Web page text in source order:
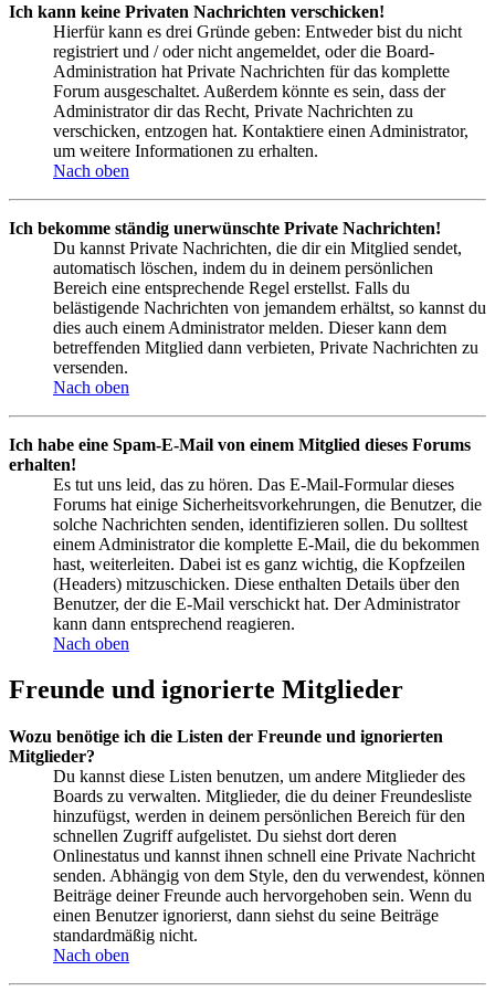
Ich kann keine Privaten Nachrichten verschicken!
Hierfür kann es drei Gründe geben: Entweder bist du nicht
registriert und / oder nicht angemeldet, oder die Board-
Administration hat Private Nachrichten für das komplette
Forum ausgeschaltet. Außerdem könnte es sein, dass der
Administrator dir das Recht, Private Nachrichten zu
verschicken, entzogen hat. Kontaktiere einen Administrator,
um weitere Informationen zu erhalten.
Nach oben
Ich bekomme ständig unerwünschte Private Nachrichten!
Du kannst Private Nachrichten, die dir ein Mitglied sendet,
automatisch löschen, indem du in deinem persönlichen
Bereich eine entsprechende Regel erstellst. Falls du
belästigende Nachrichten von jemandem erhältst, so kannst du
dies auch einem Administrator melden. Dieser kann dem
betreffenden Mitglied dann verbieten, Private Nachrichten zu
versenden.
Nach oben
Ich habe eine Spam-E-Mail von einem Mitglied dieses Forums
erhalten!
Es tut uns leid, das zu hören. Das E-Mail-Formular dieses
Forums hat einige Sicherheitsvorkehrungen, die Benutzer, die
solche Nachrichten senden, identifizieren sollen. Du solltest
einem Administrator die komplette E-Mail, die du bekommen
hast, weiterleiten. Dabei ist es ganz wichtig, die Kopfzeilen
(Headers) mitzuschicken. Diese enthalten Details über den
Benutzer, der die E-Mail verschickt hat. Der Administrator
kann dann entsprechend reagieren.
Nach oben
Freunde und ignorierte Mitglieder
Wozu benötige ich die Listen der Freunde und ignorierten
Mitglieder?
Du kannst diese Listen benutzen, um andere Mitglieder des
Boards zu verwalten. Mitglieder, die du deiner Freundesliste
hinzufügst, werden in deinem persönlichen Bereich für den
schnellen Zugriff aufgelistet. Du siehst dort deren
Onlinestatus und kannst ihnen schnell eine Private Nachricht
senden. Abhängig von dem Style, den du verwendest, können
Beiträge deiner Freunde auch hervorgehoben sein. Wenn du
einen Benutzer ignorierst, dann siehst du seine Beiträge
standardmäßig nicht.
Nach oben